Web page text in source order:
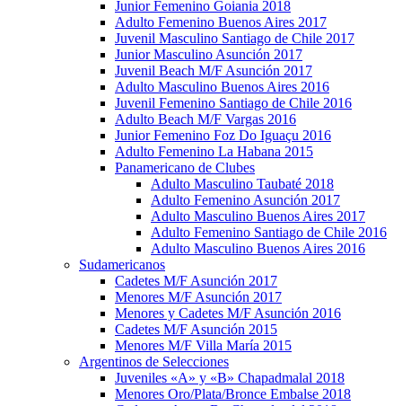
Junior Femenino Goiania 2018
Adulto Femenino Buenos Aires 2017
Juvenil Masculino Santiago de Chile 2017
Junior Masculino Asunción 2017
Juvenil Beach M/F Asunción 2017
Adulto Masculino Buenos Aires 2016
Juvenil Femenino Santiago de Chile 2016
Adulto Beach M/F Vargas 2016
Junior Femenino Foz Do Iguaçu 2016
Adulto Femenino La Habana 2015
Panamericano de Clubes
Adulto Masculino Taubaté 2018
Adulto Femenino Asunción 2017
Adulto Masculino Buenos Aires 2017
Adulto Femenino Santiago de Chile 2016
Adulto Masculino Buenos Aires 2016
Sudamericanos
Cadetes M/F Asunción 2017
Menores M/F Asunción 2017
Menores y Cadetes M/F Asunción 2016
Cadetes M/F Asunción 2015
Menores M/F Villa María 2015
Argentinos de Selecciones
Juveniles «A» y «B» Chapadmalal 2018
Menores Oro/Plata/Bronce Embalse 2018